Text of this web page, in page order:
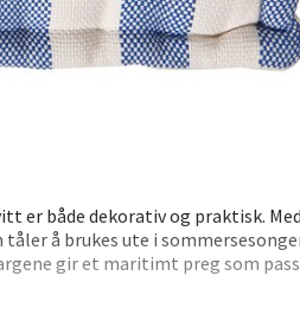
både dekorativ og praktisk. Med
å brukes ute i
gir et maritimt preg som
Bergen - Horisont
Sandefjord - Hvaltorvet